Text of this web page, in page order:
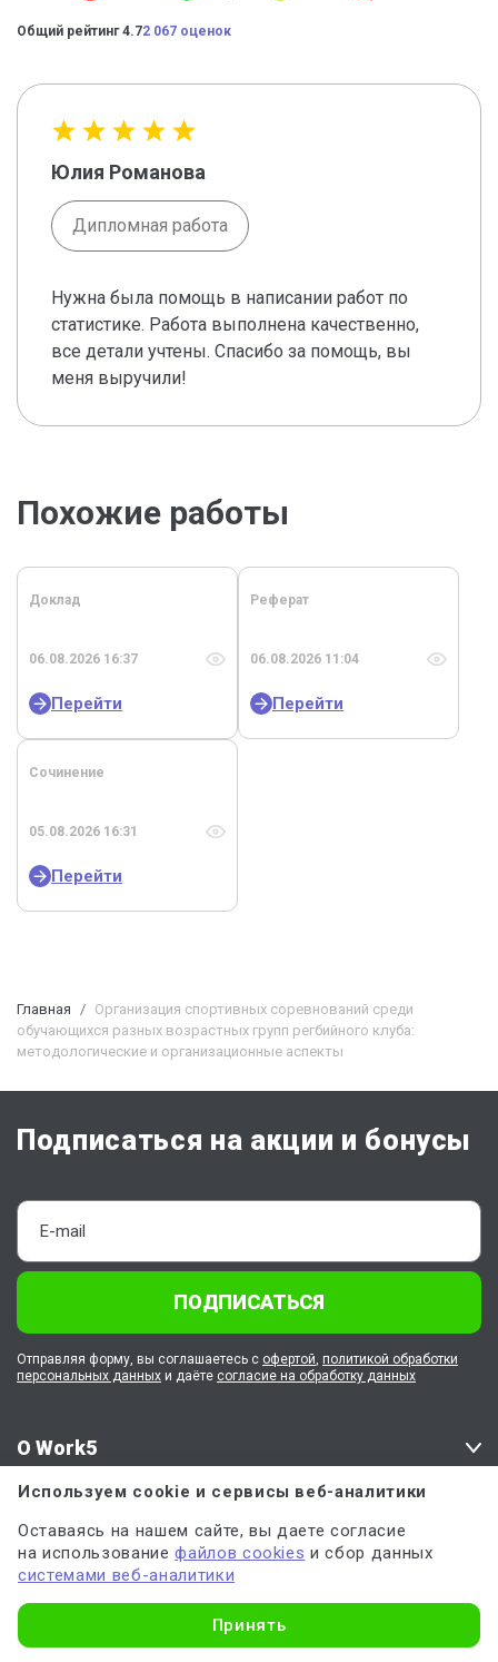
Общий рейтинг 4.72 067 оценок
Юлия Романова
Дипломная работа
Нужна была помощь в написании работ по
статистике. Работа выполнена качественно,
все детали учтены. Спасибо за помощь, вы
меня выручили!
Похожие работы
Доклад
06.08.2026 16:37
Перейти
Реферат
06.08.2026 11:04
Перейти
Сочинение
05.08.2026 16:31
Перейти
Главная
Организация спортивных соревнований среди
обучающихся разных возрастных групп регбийного клуба:
методологические и организационные аспекты
О Work5
Клиентам
Работа в Work5
Наши соцсети Напишите нам
Подписаться на акции и бонусы
ПОДПИСАТЬСЯ
Отправляя форму, вы соглашаетесь с офертой, политикой обработки
персональных данных и даёте согласие на обработку данных
Используем cookie и сервисы веб-аналитики
Оставаясь на нашем сайте, вы даете согласие
на использованиефайлов cookies и сбор данных
системами веб-аналитики
Принять